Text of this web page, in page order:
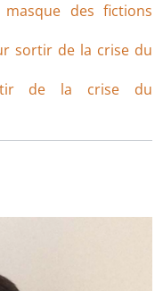
des fictions
sortir de la crise du
de la crise du